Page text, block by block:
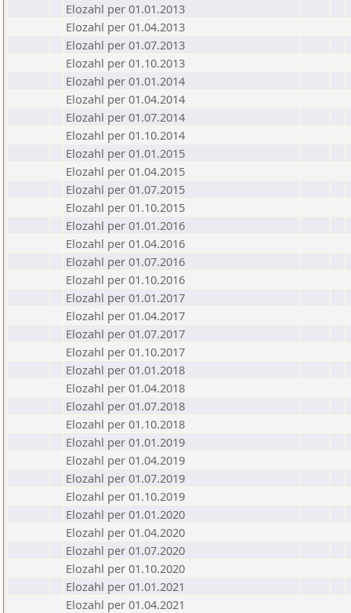
Elozahl per 01.01.2013
Elozahl per 01.04.2013
Elozahl per 01.07.2013
Elozahl per 01.10.2013
Elozahl per 01.01.2014
Elozahl per 01.04.2014
Elozahl per 01.07.2014
Elozahl per 01.10.2014
Elozahl per 01.01.2015
Elozahl per 01.04.2015
Elozahl per 01.07.2015
Elozahl per 01.10.2015
Elozahl per 01.01.2016
Elozahl per 01.04.2016
Elozahl per 01.07.2016
Elozahl per 01.10.2016
Elozahl per 01.01.2017
Elozahl per 01.04.2017
Elozahl per 01.07.2017
Elozahl per 01.10.2017
Elozahl per 01.01.2018
Elozahl per 01.04.2018
Elozahl per 01.07.2018
Elozahl per 01.10.2018
Elozahl per 01.01.2019
Elozahl per 01.04.2019
Elozahl per 01.07.2019
Elozahl per 01.10.2019
Elozahl per 01.01.2020
Elozahl per 01.04.2020
Elozahl per 01.07.2020
Elozahl per 01.10.2020
Elozahl per 01.01.2021
Elozahl per 01.04.2021